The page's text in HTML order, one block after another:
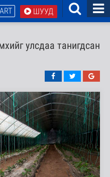
ШУУД
улсдаа танигдсан